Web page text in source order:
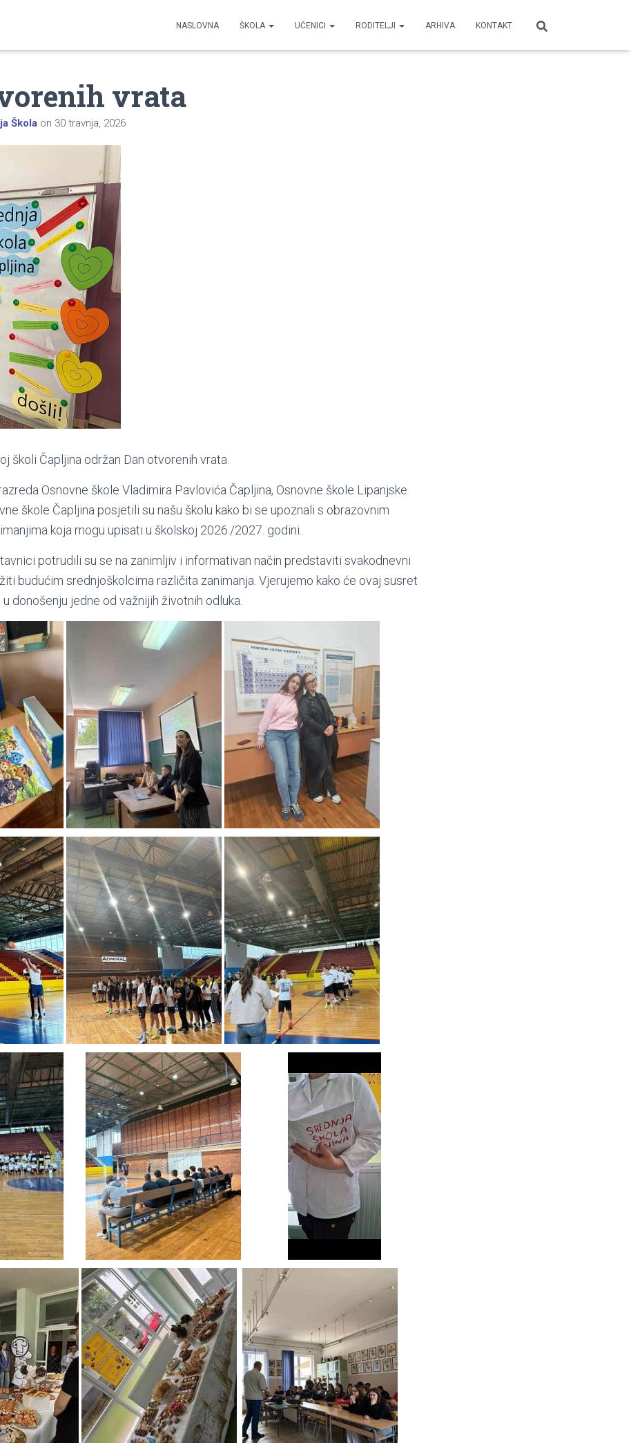
NASLOVNA ŠKOLA UČENICI RODITELJI ARHIVA KONTAKT
vrata
Škola on 30 travnja, 2026
školi Čapljina održan Dan otvorenih vrata.
Osnovne škole Vladimira Pavlovića Čapljina, Osnovne škole Lipanjske
škole Čapljina posjetili su našu školu kako bi se upoznali s obrazovnim
koja mogu upisati u školskoj 2026./2027. godini.
potrudili su se na zanimljiv i informativan način predstaviti svakodnevni
budućim srednjoškolcima različita zanimanja. Vjerujemo kako će ovaj susret
donošenju jedne od važnijih životnih odluka.